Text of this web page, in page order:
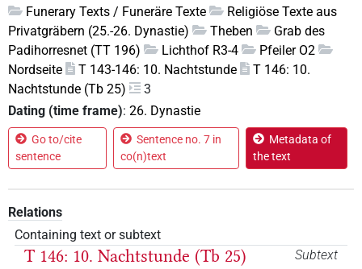
Funerary Texts / Funeräre Texte
Religiöse Texte aus
Privatgräbern (25.-26. Dynastie)
Theben
Grab des
Padihorresnet (TT 196)
Lichthof R3-4
Pfeiler O2
Nordseite
T 143-146: 10. Nachtstunde
T 146: 10.
Nachtstunde (Tb 25)
3
Dating (time frame): 26. Dynastie
Go to/cite
sentence
Sentence no. 7 in
co(n)text
Metadata of
the text
Relations
Containing text or subtext
Subtext
T 146: 10. Nachtstunde (Tb 25)